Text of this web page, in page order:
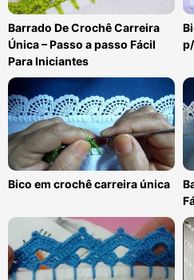
Barrado De Crochê Carreira
Única – Passo a passo Fácil
Para Iniciantes
Bico em crochê carreira única